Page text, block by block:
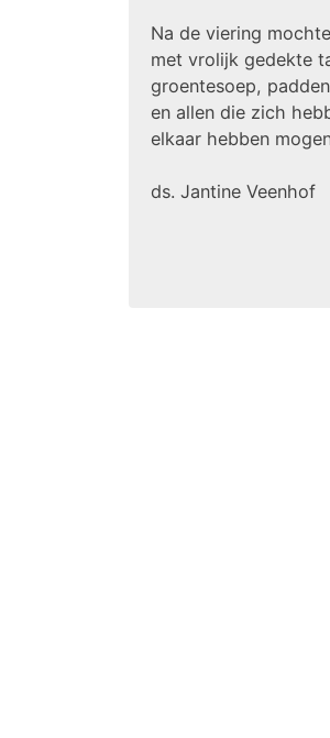
Na de viering
met vrolijk gedekte
groentesoep,
en allen die zich
elkaar hebben
ds. Jantine Veenhof